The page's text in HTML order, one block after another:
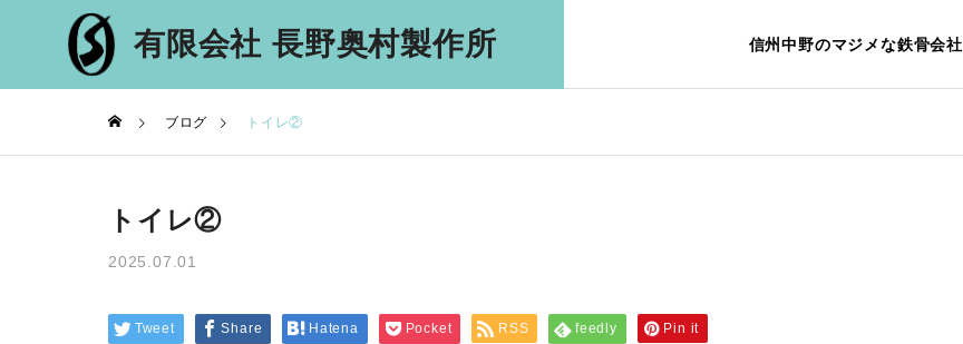
有限会社 長野奥村製作所 信州中野のマジメな鉄骨会社
信州中野のマジメな鉄
骨会社
採用情報
ブログ トイレ②
トイレ②
2025.07.01
Tweet Share Hatena Pocket RSS feedly Pin it